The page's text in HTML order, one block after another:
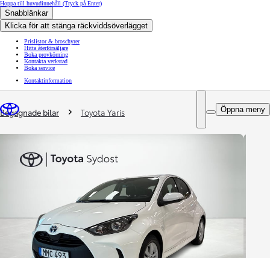
Hoppa till huvudinnehåll (Tryck på Enter)
Snabblänkar
Klicka för att stänga räckviddsöverlägget
Prislistor & broschyrer
Hitta återförsäljare
Boka provkörning
Kontakta verkstad
Boka service
Kontaktinformation
Öppna meny
You are here
Begagnade bilar Toyota Yaris